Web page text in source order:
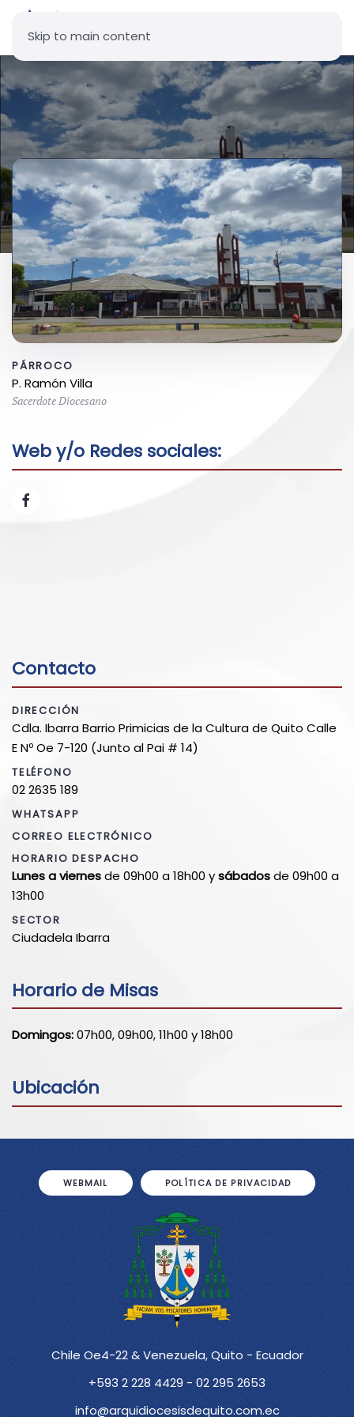
Skip to main content
Parroquia San Antonio de
Padua - Ciudadela Ibarra
PÁRROCO
P. Ramón Villa
Sacerdote Diocesano
Web y/o Redes sociales:
Contacto
DIRECCIÓN
Cdla. Ibarra Barrio Primicias de la Cultura de Quito Calle
E Nº Oe 7-120 (Junto al Pai # 14)
TELÉFONO
02 2635 189
WHATSAPP
CORREO ELECTRÓNICO
HORARIO DESPACHO
Lunes a viernesde 09h00 a 18h00 ysábadosde 09h00 a
13h00
SECTOR
Ciudadela Ibarra
Horario de Misas
Domingos:07h00, 09h00, 11h00 y 18h00
Ubicación
WEBMAIL POLÍTICA DE PRIVACIDAD
Chile Oe4-22 & Venezuela, Quito - Ecuador
+593 2 228 4429 - 02 295 2653
info@arquidiocesisdequito.com.ec